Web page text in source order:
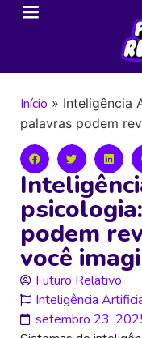
Início » Inteligência
palavras podem
podem
você
Futuro Relativo
Inteligência
setembro 23,